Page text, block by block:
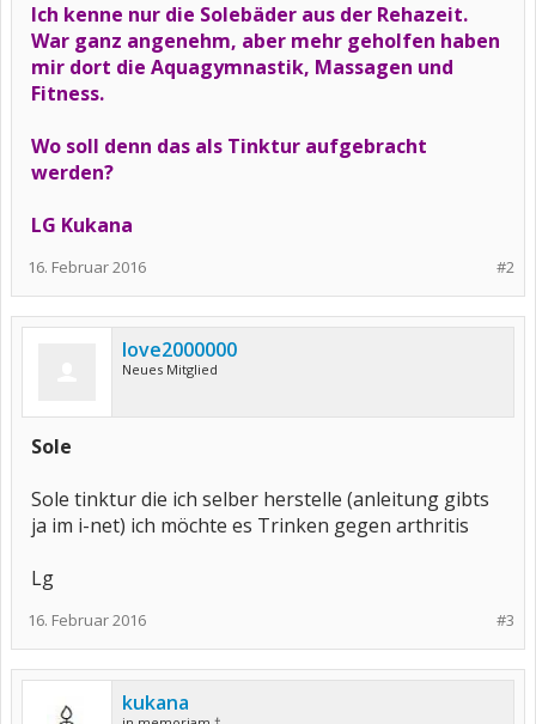
Ich kenne nur die Solebäder aus der Rehazeit.
War ganz angenehm, aber mehr geholfen haben
mir dort die Aquagymnastik, Massagen und
Fitness.
Wo soll denn das als Tinktur aufgebracht
werden?
LG Kukana
#2
16. Februar 2016
love2000000
Neues Mitglied
Sole
Sole tinktur die ich selber herstelle (anleitung gibts
ja im i-net) ich möchte es Trinken gegen arthritis
Lg
#3
16. Februar 2016
kukana